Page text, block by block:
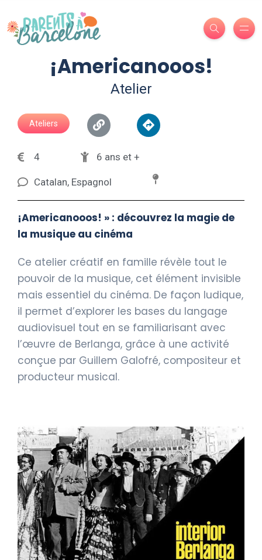
¡Americanooos!
Atelier
Ateliers
4 6 ans et +
Catalan, Espagnol
¡Americanooos! » : découvrez la magie de
la musique au cinéma
Ce atelier créatif en famille révèle tout le
pouvoir de la musique, cet élément invisible
mais essentiel du cinéma. De façon ludique,
il permet d’explorer les bases du langage
audiovisuel tout en se familiarisant avec
l’œuvre de Berlanga, grâce à une activité
conçue par Guillem Galofré, compositeur et
producteur musical.